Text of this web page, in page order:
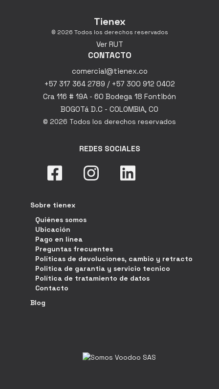
Tienex
© 2026 Todos los derechos reservados
Ver RUT
CONTACTO
comercial@tienex.co
+57 317 364 2789 / +57 300 912 0402
Cra 116 # 19A - 60 Bodega 18 Fontibón
BOGOTá D.C - COLOMBIA, CO
© 2026 Todos los derechos reservados
REDES SOCIALES
Sobre tienex
Quiénes somos
Ubicación
Pago en línea
Preguntas frecuentes
Políticas de devoluciones, cambio y retracto
Politica de garantia y servicio tecnico
Política de tratamiento de datos
Contacto
Blog